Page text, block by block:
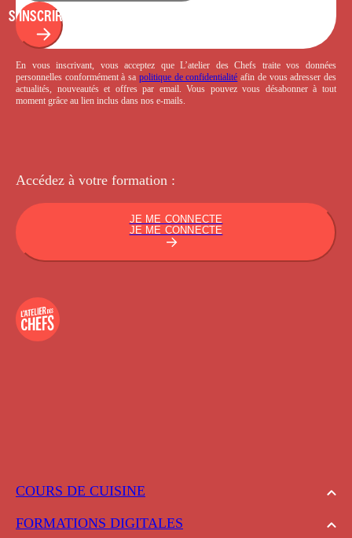
COURS DE CUISINE
FORMATIONS DIGITALES
S'INSCRIRE
En vous inscrivant, vous acceptez que L’atelier des Chefs traite vos données
personnelles conformément à sa politique de confidentialité afin de vous adresser des
actualités, nouveautés et offres par email. Vous pouvez vous désabonner à tout
moment grâce au lien inclus dans nos e-mails.
Accédez à votre formation :
JE ME CONNECTE
JE ME CONNECTE